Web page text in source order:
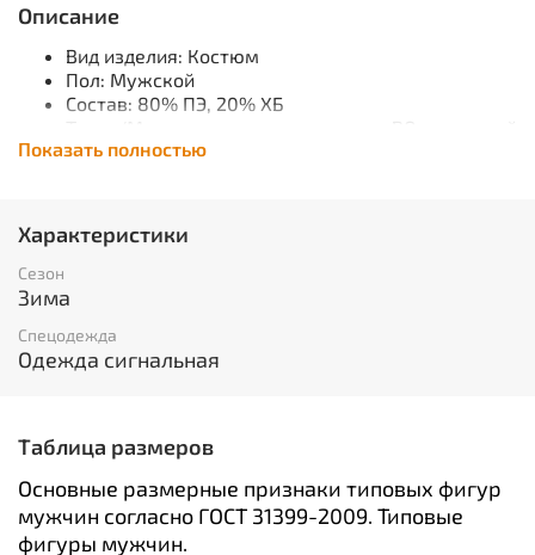
Описание
Вид изделия: Костюм
Пол: Мужской
Состав: 80% ПЭ, 20% ХБ
Сезон: Зима
Размерный ряд:
Световозвращающий материал:
Подкладка:
Пакет утеплителя:
стеганой подкладкой, с центральной застёжкой на
двухзамковую тесьму - «молнию» и ветрозащитной
планкой застегивающейся на потайные текстильные
застежки «липучка» 4 шт., с втачным утепленным
Показать полностью
Характеристики
Сезон
Зима
Спецодежда
Одежда сигнальная
Таблица размеров
Основные размерные признаки типовых фигур
мужчин согласно ГОСТ 31399-2009. Типовые
фигуры мужчин.